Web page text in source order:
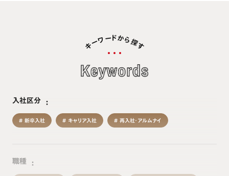
キーワ ー ドから探す
入社区分
新卒入社 キャリア入社 再入社・アルムナイ
職種